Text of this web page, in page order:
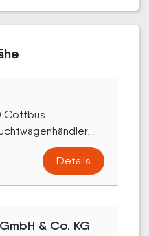
Cottbus
Details
& Co. KG